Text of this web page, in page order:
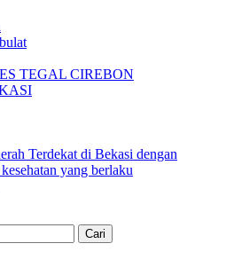
TEGAL CIREBON
Terdekat di Bekasi dengan
yang berlaku